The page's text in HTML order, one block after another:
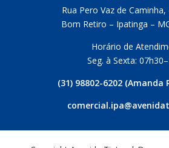
Rua Pero Vaz de Caminha,
Bom Retiro – Ipatinga –
Horário de
Seg. à Sexta:
(31) 98802-6202 (Amanda